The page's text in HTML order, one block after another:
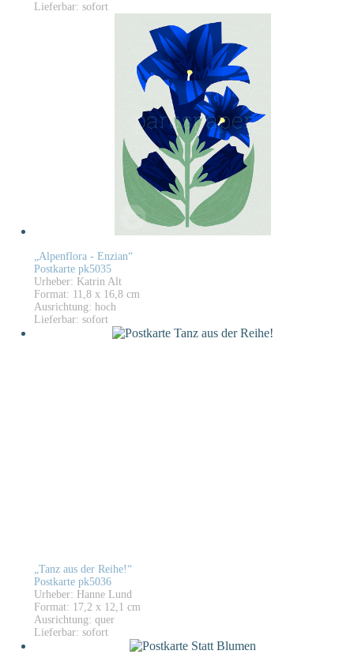
Lieferbar: sofort
„Alpenflora - Enzian“
Postkarte pk5035
Urheber: Katrin Alt
Format: 11,8 x 16,8 cm
Ausrichtung: hoch
Lieferbar: sofort
„Tanz aus der Reihe!“
Postkarte pk5036
Urheber: Hanne Lund
Format: 17,2 x 12,1 cm
Ausrichtung: quer
Lieferbar: sofort